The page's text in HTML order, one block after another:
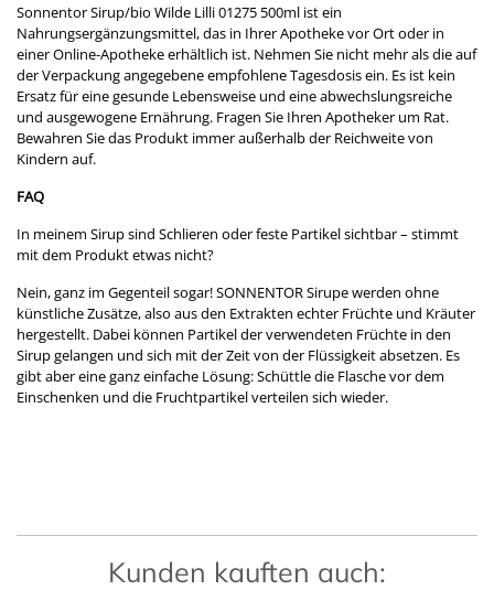
Sonnentor Sirup/bio Wilde Lilli 01275 500ml ist ein
Nahrungsergänzungsmittel, das in Ihrer Apotheke vor Ort oder in
einer Online-Apotheke erhältlich ist. Nehmen Sie nicht mehr als die auf
der Verpackung angegebene empfohlene Tagesdosis ein. Es ist kein
Ersatz für eine gesunde Lebensweise und eine abwechslungsreiche
und ausgewogene Ernährung. Fragen Sie Ihren Apotheker um Rat.
Bewahren Sie das Produkt immer außerhalb der Reichweite von
Kindern auf.
FAQ
In meinem Sirup sind Schlieren oder feste Partikel sichtbar – stimmt
mit dem Produkt etwas nicht?
Nein, ganz im Gegenteil sogar! SONNENTOR Sirupe werden ohne
künstliche Zusätze, also aus den Extrakten echter Früchte und Kräuter
hergestellt. Dabei können Partikel der verwendeten Früchte in den
Sirup gelangen und sich mit der Zeit von der Flüssigkeit absetzen. Es
gibt aber eine ganz einfache Lösung: Schüttle die Flasche vor dem
Einschenken und die Fruchtpartikel verteilen sich wieder.
Kunden kauften auch: